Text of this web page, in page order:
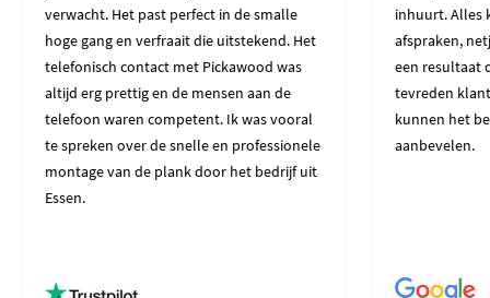
verwacht. Het past perfect in de smalle
hoge gang en verfraait die uitstekend. Het
telefonisch contact met Pickawood was
altijd erg prettig en de mensen aan de
telefoon waren competent. Ik was vooral
te spreken over de snelle en professionele
montage van de plank door het bedrijf uit
Essen.
inhuurt. Alles
afspraken,
een resultaat
tevreden
kunnen het
aanbevelen.